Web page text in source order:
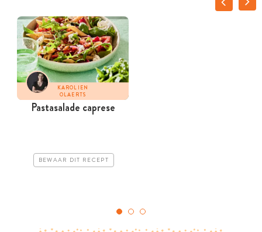
KAROLIEN
OLAERTS
Pastasalade caprese
BEWAAR DIT RECEPT